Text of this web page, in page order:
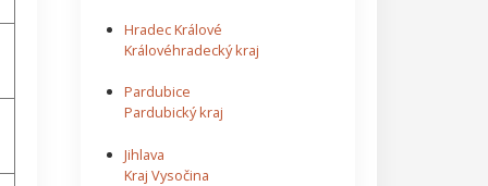
Hradec Králové
Královéhradecký kraj
Pardubice
Pardubický kraj
Jihlava
Kraj Vysočina